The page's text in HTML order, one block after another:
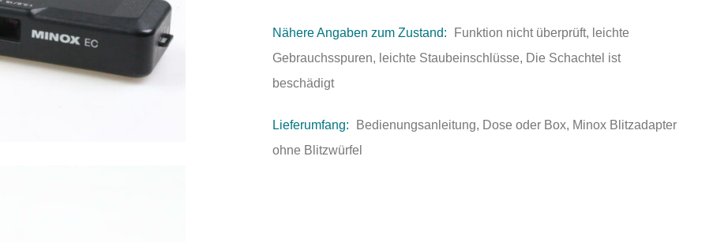
Nähere Angaben zum Zustand:
Funktion nicht überprüft, leichte
Gebrauchsspuren, leichte Staubeinschlüsse, Die Schachtel ist
beschädigt
Lieferumfang:
Bedienungsanleitung, Dose oder Box, Minox Blitzadapter
ohne Blitzwürfel